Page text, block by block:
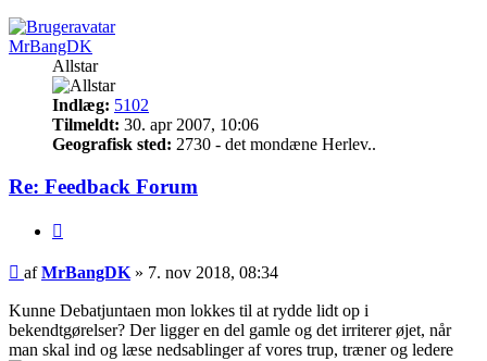
MrBangDK
Allstar
Indlæg: 5102
Tilmeldt: 30. apr 2007, 10:06
Geografisk sted: 2730 - det mondæne Herlev..
Re: Feedback Forum
Indlæg
afMrBangDK » 7. nov 2018, 08:34
Kunne Debatjuntaen mon lokkes til at rydde lidt op i
bekendtgørelser? Der ligger en del gamle og det irriterer øjet, når
man skal ind og læse nedsablinger af vores trup, træner og ledere